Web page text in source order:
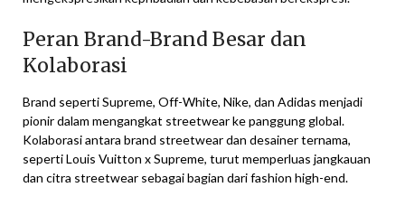
Peran Brand-Brand Besar dan
Kolaborasi
Brand seperti Supreme, Off-White, Nike, dan Adidas menjadi
pionir dalam mengangkat streetwear ke panggung global.
Kolaborasi antara brand streetwear dan desainer ternama,
seperti Louis Vuitton x Supreme, turut memperluas jangkauan
dan citra streetwear sebagai bagian dari fashion high-end.